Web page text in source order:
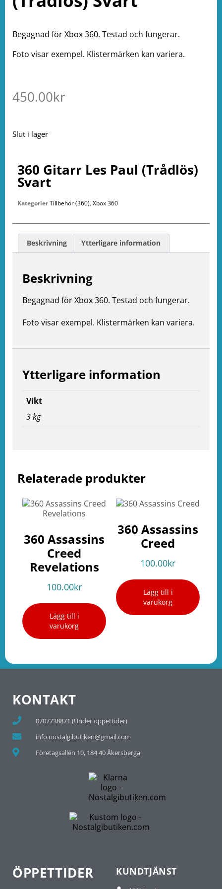
Begagnad för Xbox 360. Testad och fungerar.
Foto visar exempel. Klistermärken kan variera.
450.00kr
Slut i lager
Relaterade produkter
360 Assassins
Creed
Revelations
100.00kr
Lägg till i
varukorg
360 Assassins
Creed
100.00kr
Lägg till i
varukorg
360 Gitarr Les Paul (Trådlös)
Svart
KategorierTillbehör (360), Xbox 360
Beskrivning Ytterligare information
Beskrivning
Begagnad för Xbox 360. Testad och fungerar.
Foto visar exempel. Klistermärken kan variera.
Ytterligare information
Vikt
3 kg
KONTAKT
0707738871 (Under öppettider)
info.nostalgibutiken@gmail.com
Företagsallén 10, 184 40 Åkersberga
ÖPPETTIDER KUNDTJÄNST